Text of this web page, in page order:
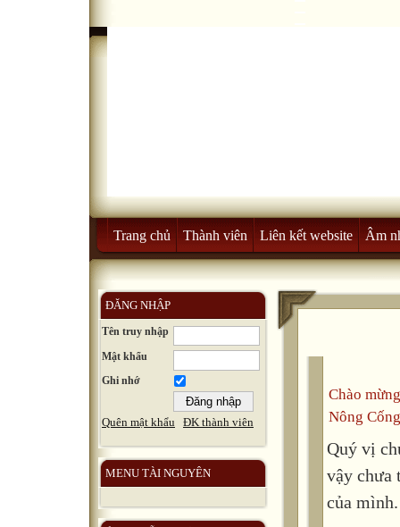
Trang chủ Thành viên Liên kết website Âm
ĐĂNG NHẬP
Tên truy nhập
Mật khẩu
Ghi nhớ
Quên mật khẩu ĐK thành viên
MENU TÀI NGUYÊN
Chào
Nông
Quý vị
vậy chưa
của mình.